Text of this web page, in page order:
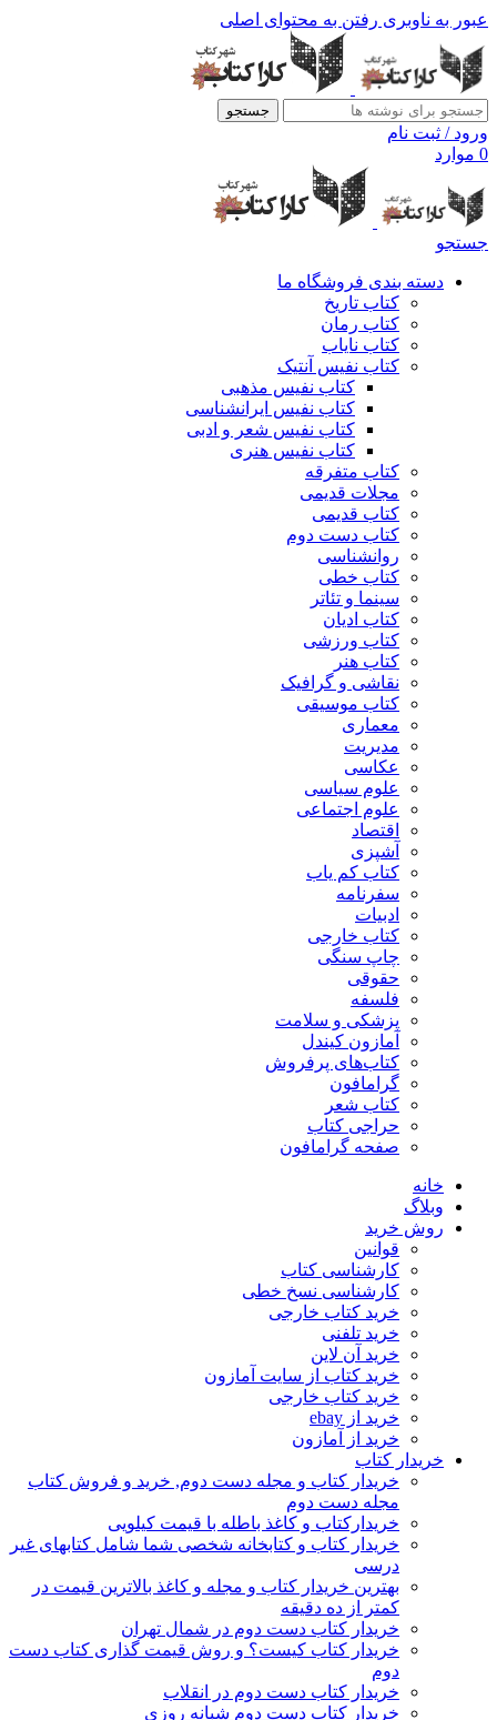
عبور به ناوبری رفتن به محتوای اصلی
جستجو
ورود / ثبت نام
0 موارد
جستجو
دسته بندی فروشگاه ما
کتاب تاریخ
کتاب رمان
کتاب نایاب
کتاب نفیس آنتیک
کتاب نفیس مذهبی
کتاب نفیس ایرانشناسی
کتاب نفیس شعر و ادبی
کتاب نفیس هنری
کتاب متفرقه
مجلات قدیمی
کتاب قدیمی
کتاب دست دوم
روانشناسی
کتاب خطی
سینما و تئاتر
کتاب ادیان
کتاب ورزشی
کتاب هنر
نقاشی و گرافیک
کتاب موسیقی
معماری
مدیریت
عکاسی
علوم سیاسی
علوم اجتماعی
اقتصاد
آشپزی
کتاب کم یاب
سفرنامه
ادبیات
کتاب خارجی
چاپ سنگی
حقوقی
فلسفه
پزشکی و سلامت
آمازون کیندل
کتاب‌های پرفروش
گرامافون
کتاب شعر
حراجی کتاب
صفحه گرامافون
خانه
وبلاگ
روش خرید
قوانین
کارشناسی کتاب
کارشناسی نسخ خطی
خرید کتاب خارجی
خرید تلفنی
خرید آن لاین
خرید کتاب از سایت آمازون
خرید کتاب خارجی
خرید از ebay
خرید از آمازون
خریدار کتاب
خریدار کتاب و مجله دست دوم, خرید و فروش کتاب
مجله دست دوم
خریدارکتاب و کاغذ باطله با قیمت کیلویی
خریدار کتاب و کتابخانه شخصی شما شامل کتابهای غیر
درسی
بهترین خریدار کتاب و مجله و کاغذ بالاترین قیمت در
کمتر از ده دقیقه
خریدار کتاب دست دوم در شمال تهران
خریدار کتاب کیست؟ و روش قیمت گذاری کتاب دست
دوم
خریدار کتاب دست دوم در انقلاب
خریدار کتاب دست دوم شبانه روزی